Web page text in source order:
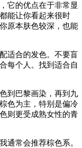
它的优点在于非常显
能让你看起来很时
原本肤色较深，也能
适合的发色。不要盲
每个人。找到适合自
到巴黎画染，再到九
色为主，特别是偏冷
则更受成熟女性的青
通常会推荐棕色系。